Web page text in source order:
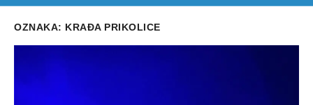
OZNAKA: KRAĐA PRIKOLICE